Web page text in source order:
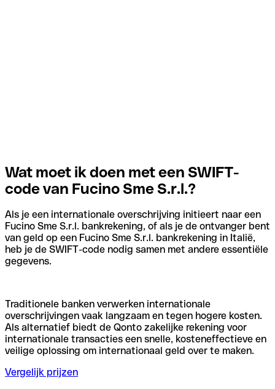
Wat moet ik doen met een SWIFT-
code van Fucino Sme S.r.l.?
Als je een internationale overschrijving initieert naar een
Fucino Sme S.r.l. bankrekening, of als je de ontvanger bent
van geld op een Fucino Sme S.r.l. bankrekening in Italië,
heb je de SWIFT-code nodig samen met andere essentiële
gegevens.
Traditionele banken verwerken internationale
overschrijvingen vaak langzaam en tegen hogere kosten.
Als alternatief biedt de Qonto zakelijke rekening voor
internationale transacties een snelle, kosteneffectieve en
veilige oplossing om internationaal geld over te maken.
Vergelijk prijzen